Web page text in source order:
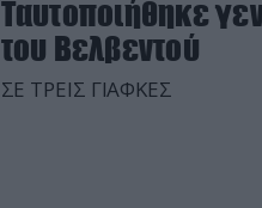
Ταυτοποιήθηκε
του Βελβεντού
ΣΕ ΤΡΕΙΣ ΓΙΑΦΚΕΣ